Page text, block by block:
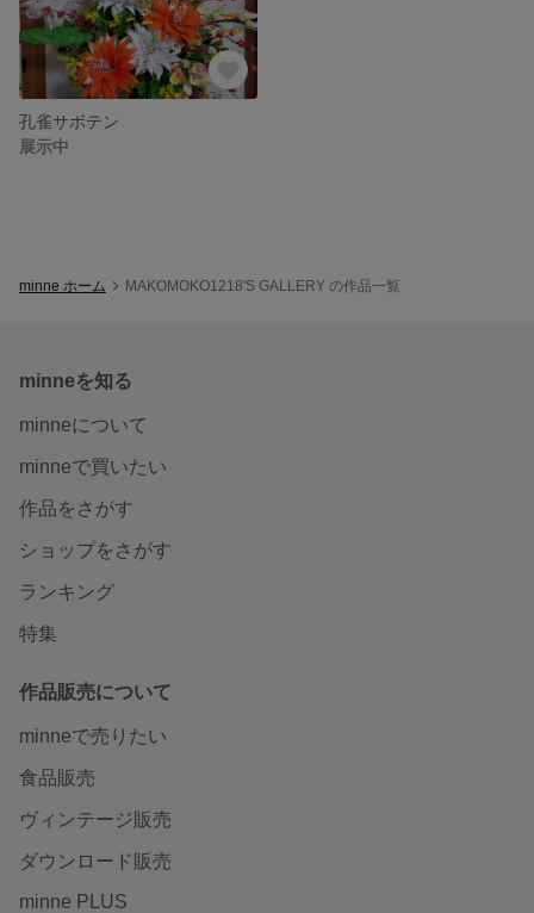
孔雀サボテン
展示中
minne ホーム MAKOMOKO1218'S GALLERY の作品一覧
minneを知る
minneについて
minneで買いたい
作品をさがす
ショップをさがす
ランキング
特集
作品販売について
minneで売りたい
食品販売
ヴィンテージ販売
ダウンロード販売
minne PLUS